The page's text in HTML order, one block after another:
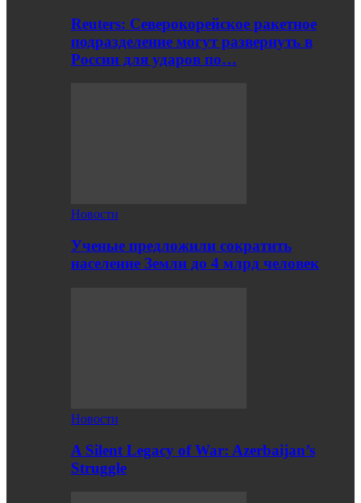
Reuters: Северокорейское ракетное
подразделение могут развернуть в
России для ударов по…
Новости
Ученые предложили сократить
население Земли до 4 млрд человек
Новости
A Silent Legacy of War: Azerbaijan’s
Struggle